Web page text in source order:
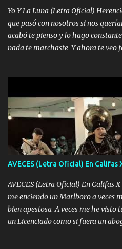
quiero que sea nunca con otra yo
quieres en ese momento te pido
madre no quiero dejar de tenerte
chile quisiera ser menos de ti
encierra princesa tu sabes que
Yo Y La Luna (Letra Oficial)
que pasó con nosotros si nos
acabó te pienso y lo hago
nada te marchaste Y ahora te veo
pero eso ya no va a pasar me
mirabas bonito si yo no fui el final
duele no tenerte aquí sabiendo
cantamos y por ti nos
contigo fui muy feliz a lo mejor no
adoro
AVECES (Letra Oficial) En Califas
AVECES (Letra Oficial) En Califas
me enciendo un Marlboro a veces
bien apestosa A veces me he visto
un Licenciado como si fuera un